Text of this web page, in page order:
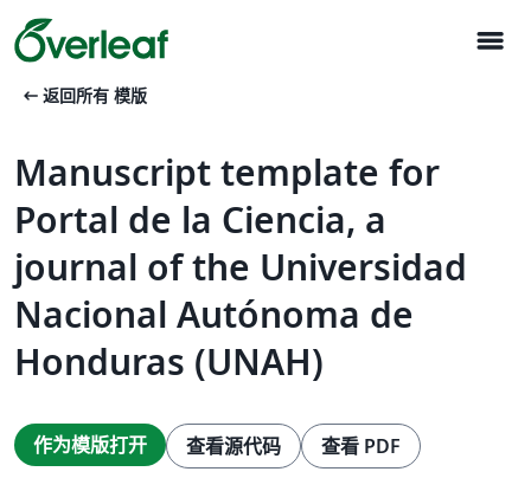
menu
arrow_left_alt 返回所有 模版
Manuscript template for
Portal de la Ciencia, a
journal of the Universidad
Nacional Autónoma de
Honduras (UNAH)
作为模版打开 查看源代码 查看 PDF